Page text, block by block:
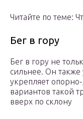
Читайте по теме:
Бег в гору
Бег в гору не
сильнее. Он также
укрепляет
вариантов такой
вверх по склону